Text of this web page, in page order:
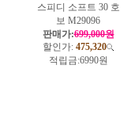
스피디 소프트 30 호
보 M29096
판매가:699,000원
할인가: 475,320
적립금:6990원